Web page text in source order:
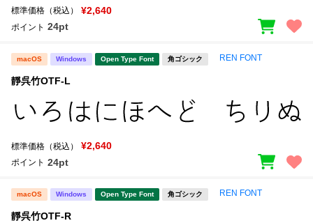
標準価格（税込） ¥2,640
ポイント 24pt
macOS Windows Open Type Font 角ゴシック REN FONT
靜呉竹OTF-L
標準価格（税込） ¥2,640
ポイント 24pt
macOS Windows Open Type Font 角ゴシック REN FONT
靜呉竹OTF-R